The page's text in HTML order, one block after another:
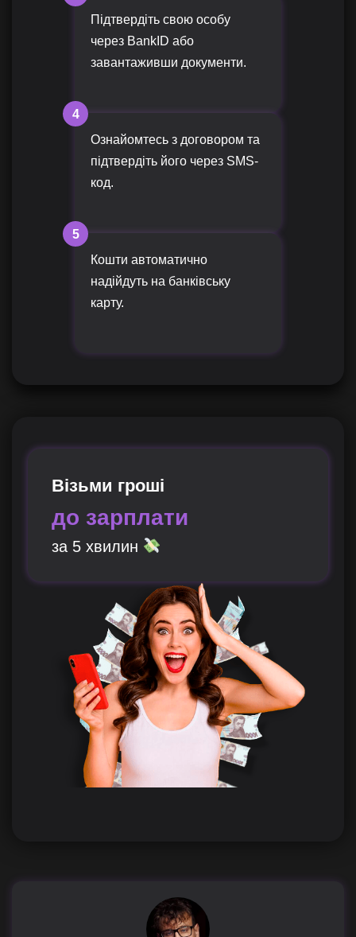
Підтвердіть свою особу
через BankID або
завантаживши документи.
4
Ознайомтесь з договором та
підтвердіть його через SMS-
код.
5
Кошти автоматично
надійдуть на банківську
карту.
Візьми гроші
до зарплати
за 5 хвилин